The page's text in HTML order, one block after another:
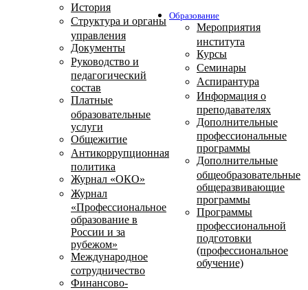
История
Структура и органы
управления
Документы
Руководство и
педагогический
состав
Платные
образовательные
услуги
Общежитие
Антикоррупционная
политика
Журнал «ОКО»
Журнал
«Профессиональное
образование в
России и за
рубежом»
Международное
сотрудничество
Финансово-
Образование
Мероприятия
института
Курсы
Семинары
Аспирантура
Информация о
преподавателях
Дополнительные
профессиональные
программы
Дополнительные
общеобразовательные
общеразвивающие
программы
Программы
профессиональной
подготовки
(профессиональное
обучение)